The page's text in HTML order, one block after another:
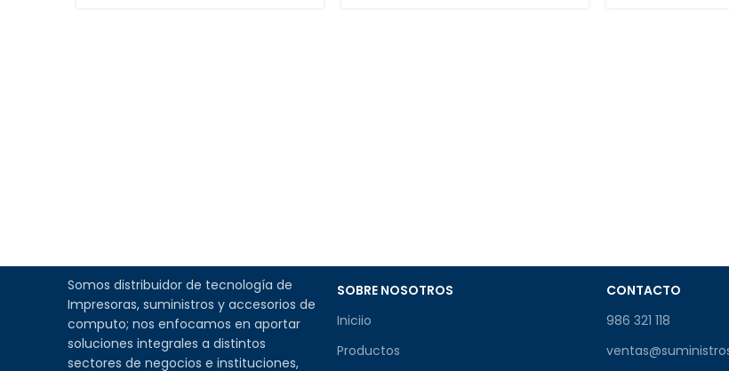
Somos distribuidor de tecnología de
Impresoras, suministros y accesorios de
computo; nos enfocamos en aportar
soluciones integrales a distintos
sectores de negocios e instituciones,
SOBRE NOSOTROS
Iniciio
Productos
CONTACTO
986 321 118